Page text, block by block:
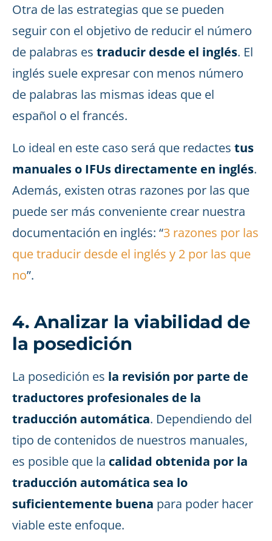
Otra de las estrategias que se pueden
seguir con el objetivo de reducir el número
de palabras es traducir desde el inglés. El
inglés suele expresar con menos número
de palabras las mismas ideas que el
español o el francés.
Lo ideal en este caso será que redactes tus
manuales o IFUs directamente en inglés.
Además, existen otras razones por las que
puede ser más conveniente crear nuestra
documentación en inglés: “3 razones por las
que traducir desde el inglés y 2 por las que
no”.
4. Analizar la viabilidad de
la posedición
La posedición es la revisión por parte de
traductores profesionales de la
traducción automática. Dependiendo del
tipo de contenidos de nuestros manuales,
es posible que la calidad obtenida por la
traducción automática sea lo
suficientemente buena para poder hacer
viable este enfoque.